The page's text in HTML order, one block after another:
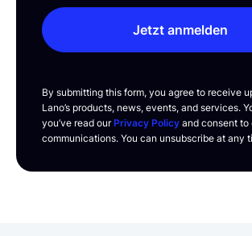
Jetzt anmelden
By submitting this form, you agree to receive
Lano’s products, news, events, and services.
you’ve read ourPrivacy Policy and consent to
communications. You can unsubscribe at any